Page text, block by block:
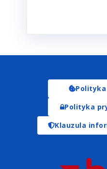
Polityka
Polityka
Klauzula